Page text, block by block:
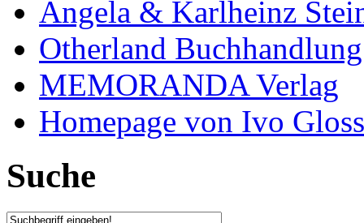
Angela & Karlheinz
Otherland
MEMORANDA Verlag
Homepage von Ivo Gloss
Suche